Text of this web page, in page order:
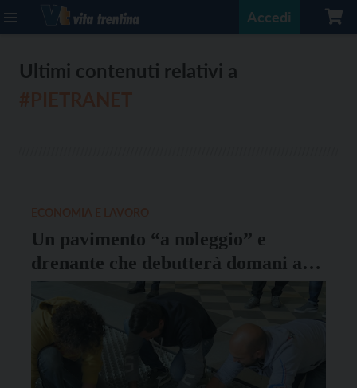
Accedi
Ultimi contenuti relativi a
Un pavimento “a noleggio” e
drenante che debutterà domani ad
Euroflora: ecco l’idea dell’azienda
trentina PietraNet